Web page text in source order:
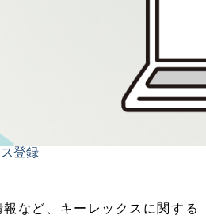
登録
など、キーレックスに関する